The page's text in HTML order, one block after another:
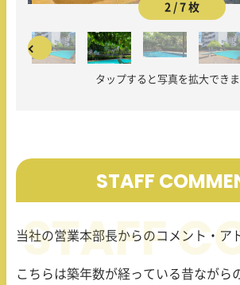
2 / 7 枚
タップすると写真を拡大できま
STAFF
当社の営業本部長からのコメント・ア
こちらは築年数が経っている昔ながら